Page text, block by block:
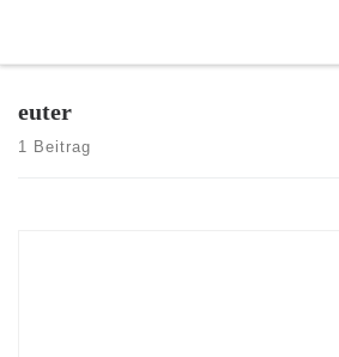
euter
1 Beitrag